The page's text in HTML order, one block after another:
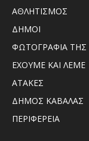
ΑΘΛΗΤΙΣΜΟΣ
ΔΗΜΟΙ
ΦΩΤΟΓΡΑΦΙΑ
ΕΧΟΥΜΕ ΚΑΙ ΛΕΜΕ
ΑΤΑΚΕΣ
ΔΗΜΟΣ ΚΑΒΑΛΑΣ
ΠΕΡΙΦΕΡΕΙΑ